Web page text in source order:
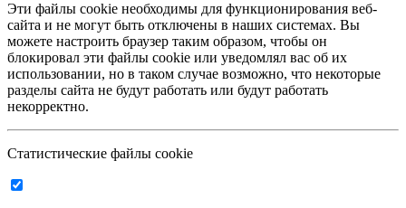
Эти файлы cookie необходимы для функционирования веб-
сайта и не могут быть отключены в наших системах. Вы
можете настроить браузер таким образом, чтобы он
блокировал эти файлы cookie или уведомлял вас об их
использовании, но в таком случае возможно, что некоторые
разделы сайта не будут работать или будут работать
некорректно.
Статистические файлы cookie